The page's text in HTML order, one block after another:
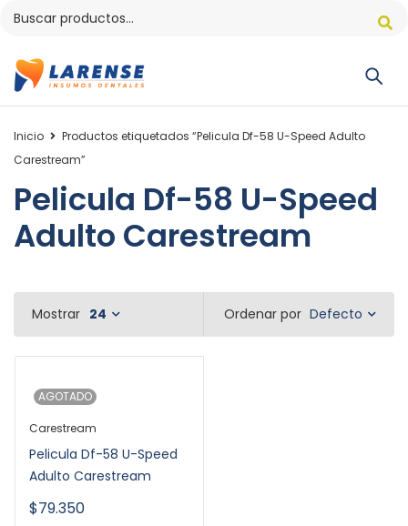
Inicio
Productos etiquetados “Pelicula Df-58 U-Speed Adulto
Carestream”
Pelicula Df-58 U-Speed
Adulto Carestream
Ordenar por Defecto
Mostrar 24
AGOTADO
Carestream
Pelicula Df-58 U-Speed
Adulto Carestream
$79.350